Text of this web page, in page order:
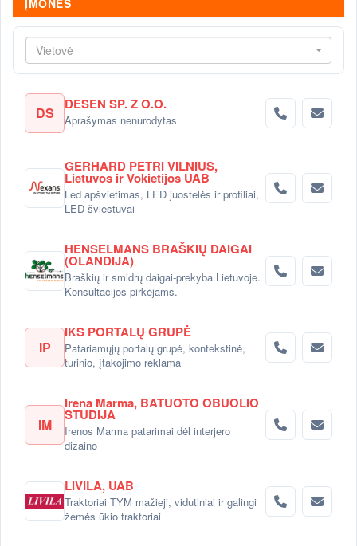
Vietovė
DS DESEN SP. Z O.O.
Aprašymas nenurodytas
GERHARD PETRI VILNIUS,
Lietuvos ir Vokietijos UAB
Led apšvietimas, LED juostelės ir profiliai,
LED šviestuvai
HENSELMANS BRAŠKIŲ DAIGAI
(OLANDIJA)
Braškių ir smidrų daigai-prekyba Lietuvoje.
Konsultacijos pirkėjams.
IP
IKS PORTALŲ GRUPĖ
Patariamųjų portalų grupė, kontekstinė,
turinio, įtakojimo reklama
IM
Irena Marma, BATUOTO OBUOLIO
STUDIJA
Irenos Marma patarimai dėl interjero
dizaino
LIVILA, UAB
Traktoriai TYM mažieji, vidutiniai ir galingi
žemės ūkio traktoriai